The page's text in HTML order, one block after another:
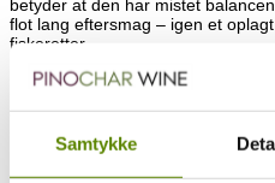
Samtykke
betyder at den har mistet
flot lang eftersmag – igen et
fiskeretter.
Dosage: 2,5 gram/liter.
Champagne Hubert Paulet er
udover Olivier, der er 4.
husets Champagner. De ejer lidt
udelukkende beliggende i samme